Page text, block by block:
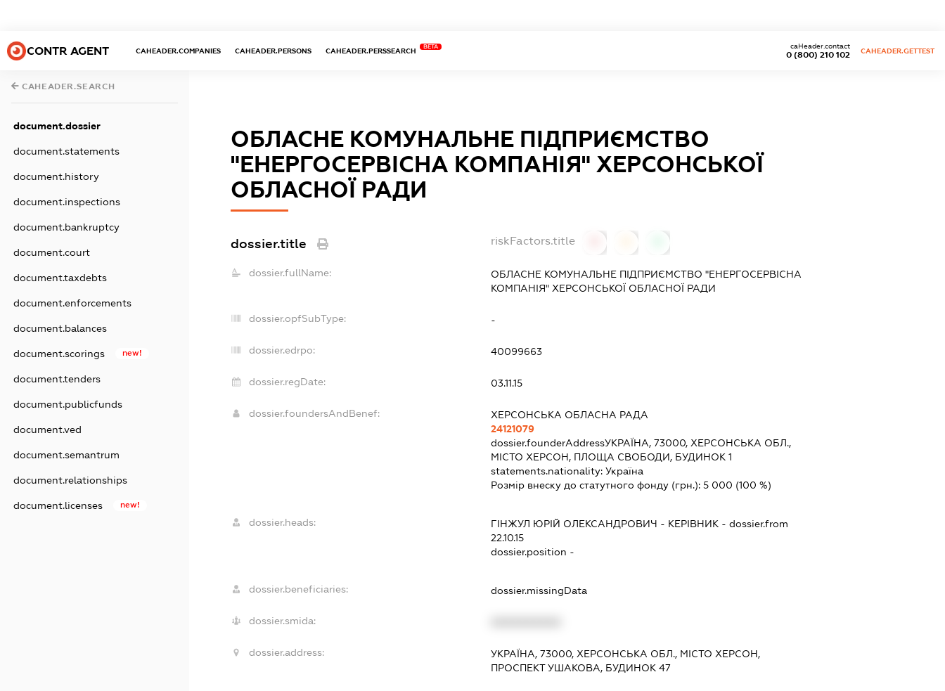
CONTR AGENT CAHEADER.COMPANIES CAHEADER.PERSONS CAHEADER.PERSSEARCH
BETA
0 (800) 210 102
caHeader.contact
CAHEADER.GETTEST
CAHEADER.SEARCH
document.dossier
document.statements
document.history
document.inspections
document.bankruptcy
document.court
document.taxdebts
document.enforcements
document.balances
document.scorings new!
document.tenders
document.publicfunds
document.ved
document.semantrum
document.relationships
document.licenses new!
ОБЛАСНЕ КОМУНАЛЬНЕ ПІДПРИЄМСТВО
"ЕНЕРГОСЕРВІСНА КОМПАНІЯ" ХЕРСОНСЬКОЇ
ОБЛАСНОЇ РАДИ
dossier.title riskFactors.title
dossier.fullName:
ОБЛАСНЕ КОМУНАЛЬНЕ ПІДПРИЄМСТВО "ЕНЕРГОСЕРВІСНА
КОМПАНІЯ" ХЕРСОНСЬКОЇ ОБЛАСНОЇ РАДИ
dossier.opfSubType: -
dossier.edrpo: 40099663
dossier.regDate: 03.11.15
dossier.foundersAndBenef:
ХЕРСОНСЬКА ОБЛАСНА РАДА
24121079
dossier.founderAddressУКРАЇНА, 73000, ХЕРСОНСЬКА ОБЛ.,
МІСТО ХЕРСОН, ПЛОЩА СВОБОДИ, БУДИНОК 1
statements.nationality:Україна
Розмір внеску до статутного фонду (грн.):5 000 (100 %)
dossier.heads: ГІНЖУЛ ЮРІЙ ОЛЕКСАНДРОВИЧ - КЕРІВНИК - dossier.from
22.10.15
dossier.position -
dossier.beneficiaries: dossier.missingData
dossier.smida:
dossier.address:
УКРАЇНА, 73000, ХЕРСОНСЬКА ОБЛ., МІСТО ХЕРСОН,
ПРОСПЕКТ УШАКОВА, БУДИНОК 47